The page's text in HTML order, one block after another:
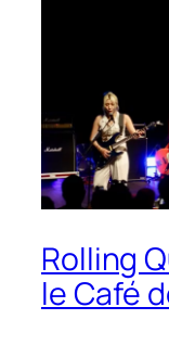
Rolling
le Café